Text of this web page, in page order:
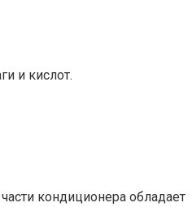
и кислот.
кондиционера обладает